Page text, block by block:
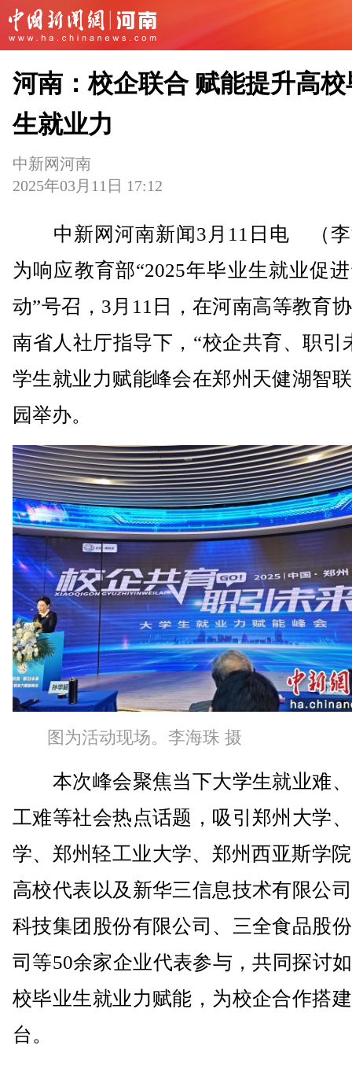
河南：校企联合 赋能提升高校
生就业力
中新网河南
2025年03月11日 17:12
中新网河南新闻3月11日电 （李
为响应教育部“2025年毕业生就业促
动”号召，3月11日，在河南高等教育
南省人社厅指导下，“校企共育、职引
学生就业力赋能峰会在郑州天健湖智
园举办。
图为活动现场。李海珠 摄
本次峰会聚焦当下大学生就业难
工难等社会热点话题，吸引郑州大学
学、郑州轻工业大学、郑州西亚斯学
高校代表以及新华三信息技术有限公
科技集团股份有限公司、三全食品股
司等50余家企业代表参与，共同探讨
校毕业生就业力赋能，为校企合作搭
台。